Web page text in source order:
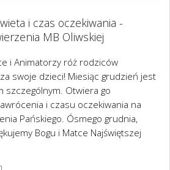
i czas oczekiwania -
MB Oliwskiej
i Animatorzy róż rodziców
swoje dzieci! Miesiąc grudzień jest
szczególnym. Otwiera go
i czasu oczekiwania na
Pańskiego. Ósmego grudnia,
Bogu i Matce Najświętszej